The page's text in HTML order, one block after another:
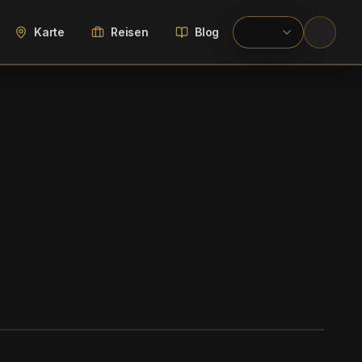
Karte Reisen Blog